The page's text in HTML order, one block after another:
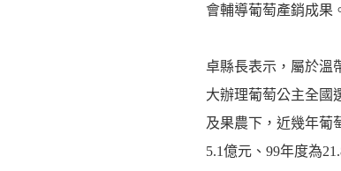
會輔導葡萄產銷成果
卓縣長表示，屬於溫
大辦理葡萄公主全國
及果農下，近幾年葡
5.1億元、99年度為